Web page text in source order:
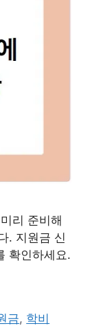
리 준비해
. 지원금 신
확인하세요.
금, 학비